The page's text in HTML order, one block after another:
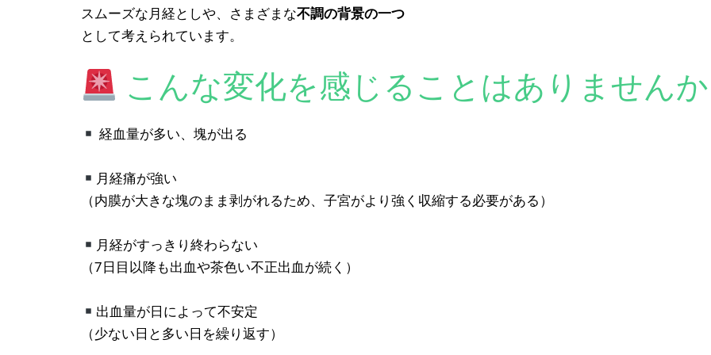
スムーズな月経としや、さまざまな不調の背景の一つ
として考えられています。
こんな変化を感じることはありません
経血量が多い、塊が出る
月経痛が強い
（内膜が大きな塊のまま剥がれるため、子宮がより強く収縮する必要がある）
月経がすっきり終わらない
（7日目以降も出血や茶色い不正出血が続く）
出血量が日によって不安定
（少ない日と多い日を繰り返す）